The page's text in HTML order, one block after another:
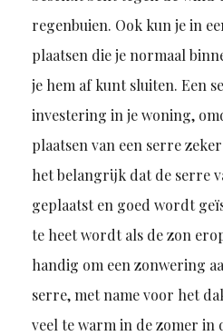
regenbuien. Ook kun je in
plaatsen die je normaal
je hem af kunt sluiten. Een
investering in je woning,
plaatsen van een serre
het belangrijk dat de serre
geplaatst en goed wordt
te heet wordt als de zon
handig om een zonwering
serre, met name voor het
veel te warm in de zomer in